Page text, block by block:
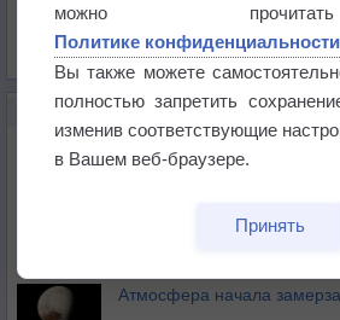
Облачность
Список всех карт
НОВОЕ О ПОГОДЕ
Космическая погода
Приложение построит
Атмосфера начала
можно
Политике конфиденциальности
Вы также можете
полностью запретить
изменив соответствующие
в Вашем веб-браузере.
Принять